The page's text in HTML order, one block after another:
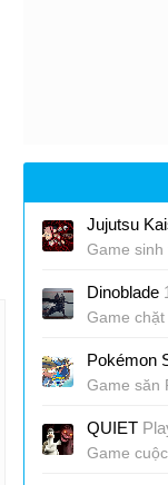
Jujutsu
Game sinh
Dinoblade
Game
Pokémon
Game săn
QUIET
Game